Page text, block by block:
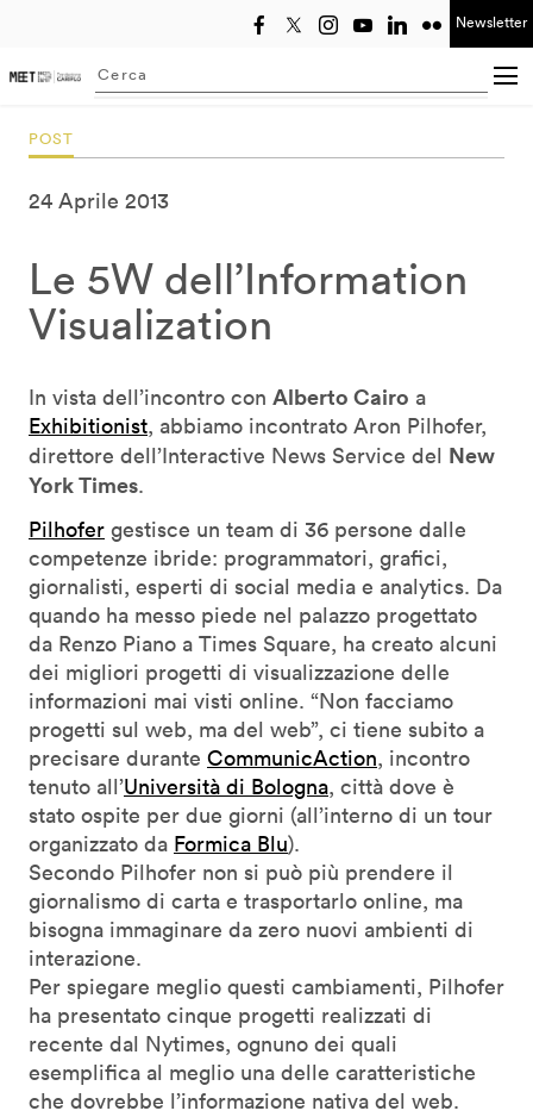
Newsletter
Searching...
POST
24 Aprile 2013
Le 5W dell’Information
Visualization
In vista dell’incontro con Alberto Cairo a
Exhibitionist, abbiamo incontrato Aron Pilhofer,
direttore dell’Interactive News Service del New
York Times.
Pilhofer gestisce un team di 36 persone dalle
competenze ibride: programmatori, grafici,
giornalisti, esperti di social media e analytics. Da
quando ha messo piede nel palazzo progettato
da Renzo Piano a Times Square, ha creato alcuni
dei migliori progetti di visualizzazione delle
informazioni mai visti online. “Non facciamo
progetti sul web, ma del web”, ci tiene subito a
precisare durante CommunicAction, incontro
tenuto all’Università di Bologna, città dove è
stato ospite per due giorni (all’interno di un tour
organizzato da Formica Blu).
Secondo Pilhofer non si può più prendere il
giornalismo di carta e trasportarlo online, ma
bisogna immaginare da zero nuovi ambienti di
interazione.
Per spiegare meglio questi cambiamenti, Pilhofer
ha presentato cinque progetti realizzati di
recente dal Nytimes, ognuno dei quali
esemplifica al meglio una delle caratteristiche
che dovrebbe l’informazione nativa del web.